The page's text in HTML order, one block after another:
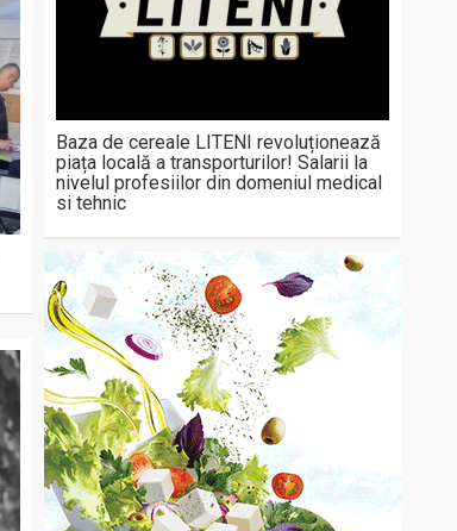
Baza de cereale LITENI revoluționează
piața locală a transporturilor! Salarii la
nivelul profesiilor din domeniul medical
si tehnic